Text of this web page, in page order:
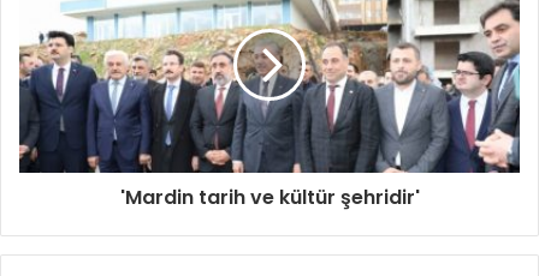
'Mardin tarih ve kültür şehridir'